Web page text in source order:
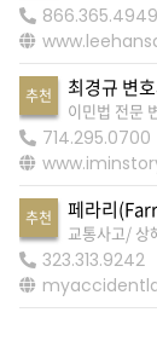
866.365.4949
추천 최경규 변
이민법 전문
714.295.0700
추천 페라리
교통사고/ 상
323.313.9242